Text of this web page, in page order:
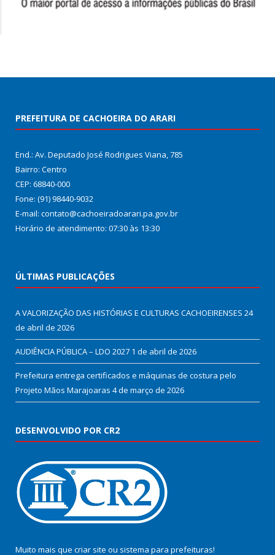
PREFEITURA DE CACHOEIRA DO ARARI
End.: Av. Deputado José Rodrigues Viana, 785
Bairro: Centro
CEP: 68840-000
Fone: (91) 98440-9032
E-mail: contato@cachoeiradoarari.pa.gov.br
Horário de atendimento: 07:30 às 13:30
ÚLTIMAS PUBLICAÇÕES
A VALORIZAÇÃO DAS HISTÓRIAS E CULTURAS CACHOEIRENSES 24
de abril de 2026
AUDIÊNCIA PÚBLICA – LDO 2027 1 de abril de 2026
Prefeitura entrega certificados e máquinas de costura pelo
Projeto Mãos Marajoaras 4 de março de 2026
DESENVOLVIDO POR CR2
Muito mais que criar site ou sistema para prefeituras!